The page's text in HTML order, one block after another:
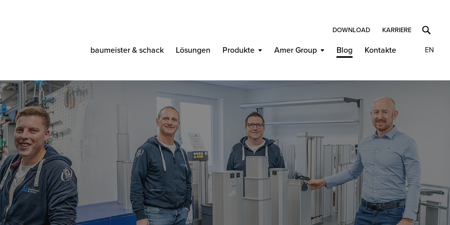
baumeister & schack Lösungen Produkte Amer Group Blog Kontakte EN
DOWNLOAD KARRIERE